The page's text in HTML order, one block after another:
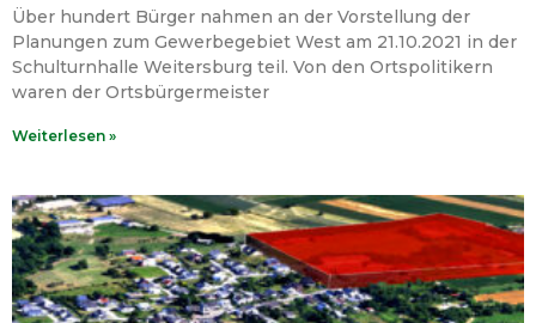
Über hundert Bürger nahmen an der Vorstellung der
Planungen zum Gewerbegebiet West am 21.10.2021 in der
Schulturnhalle Weitersburg teil. Von den Ortspolitikern
waren der Ortsbürgermeister
Weiterlesen »